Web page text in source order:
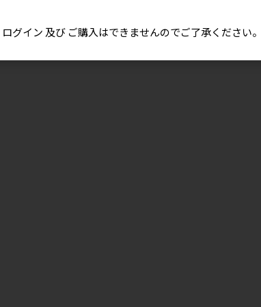
グイン 及び ご購入はできませんのでご了承ください